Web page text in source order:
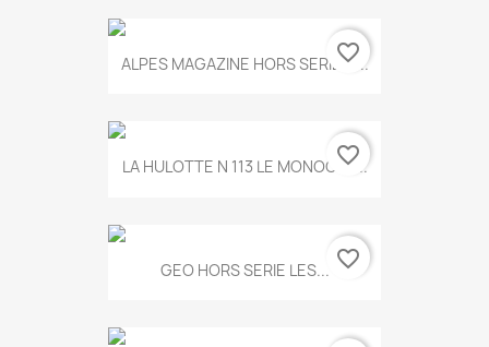
ALPES MAGAZINE HORS SERIE N...
favorite_border
LA HULOTTE N 113 LE MONOCLE...
favorite_border
GEO HORS SERIE LES... favorite_border